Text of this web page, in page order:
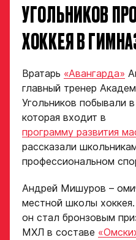
Контакты
Стать партнером
Отдел цифрового
Медицинский
Учебно-воспитательный
Отдел психологического
Детский сайт КХЛ
УГОЛЬНИКОВ
ХОККЕЯ В
Вратарь «Авангарда»
главный тренер
Угольников побывали
которая входит в
программу развития
рассказали
профессиональном
Андрей Мишуров –
местной школы
он стал бронзовым
МХЛ в составе